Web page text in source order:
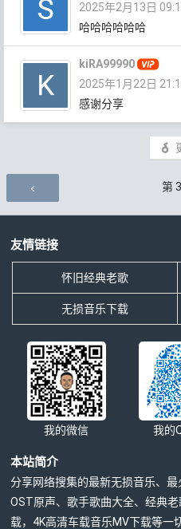
2025年2月13日
哈哈哈哈哈哈
kiRA99990
2025年1月22日
感谢分享
评论导航 第 3
友情链接
怀旧经典老歌
无损音乐下载
我的微信 我的
本站简介
分享网络搜集的最新无损音乐、
OST原声、歌手歌曲大全、经典
载，4K高清车载音乐MV下载等一